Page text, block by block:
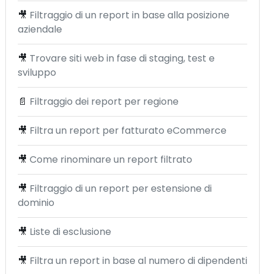
🎥 Filtraggio di un report in base alla posizione
aziendale
🎥 Trovare siti web in fase di staging, test e
sviluppo
📄 Filtraggio dei report per regione
🎥 Filtra un report per fatturato eCommerce
🎥 Come rinominare un report filtrato
🎥 Filtraggio di un report per estensione di
dominio
🎥 Liste di esclusione
🎥 Filtra un report in base al numero di dipendenti